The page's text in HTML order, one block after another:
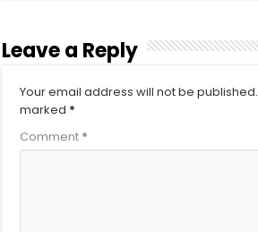
Leave a Reply
Your email address will not be published.
marked *
Comment *